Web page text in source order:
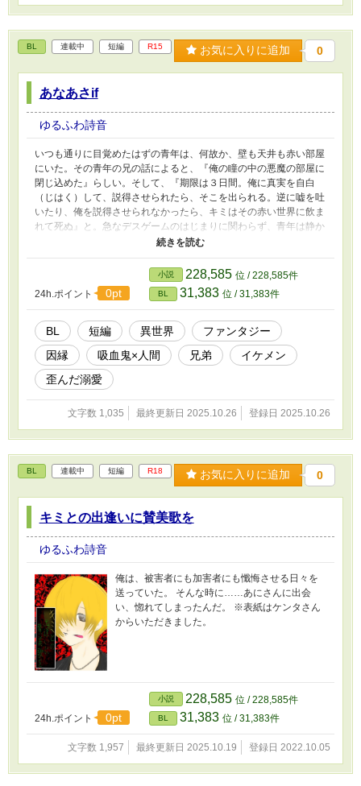
BL 連載中 短編 R15 お気に入りに追加 0
あなあさif
ゆるふわ詩音
いつも通りに目覚めたはずの青年は、何故か、壁も天井も赤い部屋
にいた。その青年の兄の話によると、『俺の瞳の中の悪魔の部屋に
閉じ込めた』らしい。そして、『期限は３日間。俺に真実を自白
（じはく）して、説得させられたら、そこを出られる。逆に嘘を吐
いたり、俺を説得させられなかったら、キミはその赤い世界に飲ま
れて死ぬ』と。急なデスゲームのはじまりに関わらず、青年は静か
に承諾した。果たして、青年は生き残れるのか。そして、どんな説
24h.ポイント 0pt
小説 228,585 位 / 228,585件
BL 31,383 位 / 31,383件
BL 短編 異世界
ファンタジー
因縁
吸血鬼×人間 兄弟
イケメン
歪んだ溺愛
文字数 1,035 最終更新日 2025.10.26 登録日 2025.10.26
BL 連載中 短編 R18 お気に入りに追加 0
キミとの出逢いに賛美歌を
ゆるふわ詩音
俺は、被害者にも加害者にも懺悔させる日々を
送っていた。 そんな時に……あにさんに出会
い、惚れてしまったんだ。 ※表紙はケンタさん
からいただきました。
24h.ポイント 0pt
小説 228,585 位 / 228,585件
BL 31,383 位 / 31,383件
文字数 1,957 最終更新日 2025.10.19 登録日 2022.10.05